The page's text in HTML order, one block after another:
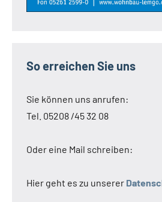
So erreichen Sie uns
Sie können uns anrufen:
Tel. 05208 /45 32 08
Oder eine Mail schreiben:
Hier geht es zu unserer